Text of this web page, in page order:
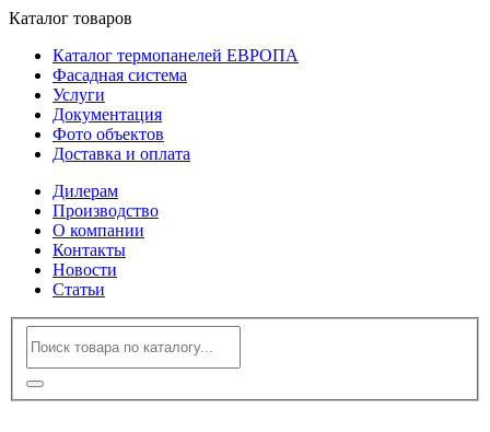
Каталог товаров
Каталог термопанелей ЕВРОПА
Фасадная система
Услуги
Документация
Фото объектов
Доставка и оплата
Дилерам
Производство
О компании
Контакты
Новости
Статьи